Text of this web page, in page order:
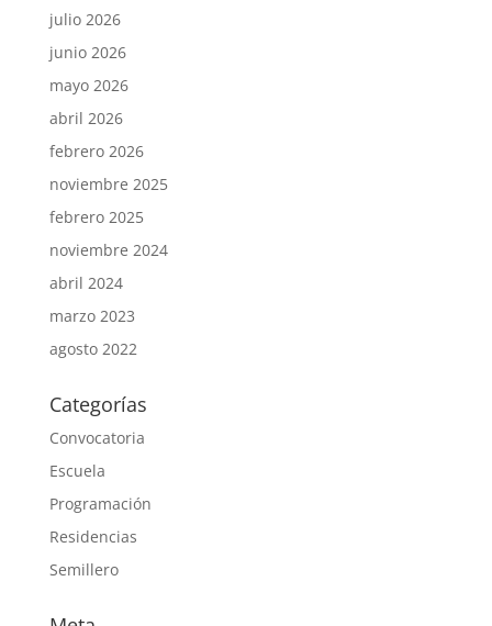
julio 2026
junio 2026
mayo 2026
abril 2026
febrero 2026
noviembre 2025
febrero 2025
noviembre 2024
abril 2024
marzo 2023
agosto 2022
Categorías
Convocatoria
Escuela
Programación
Residencias
Semillero